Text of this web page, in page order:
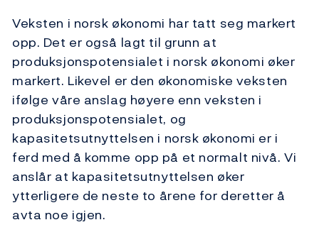
Veksten i norsk økonomi har tatt seg markert
opp. Det er også lagt til grunn at
produksjonspotensialet i norsk økonomi øker
markert. Likevel er den økonomiske veksten
ifølge våre anslag høyere enn veksten i
produksjonspotensialet, og
kapasitetsutnyttelsen i norsk økonomi er i
ferd med å komme opp på et normalt nivå. Vi
anslår at kapasitetsutnyttelsen øker
ytterligere de neste to årene for deretter å
avta noe igjen.